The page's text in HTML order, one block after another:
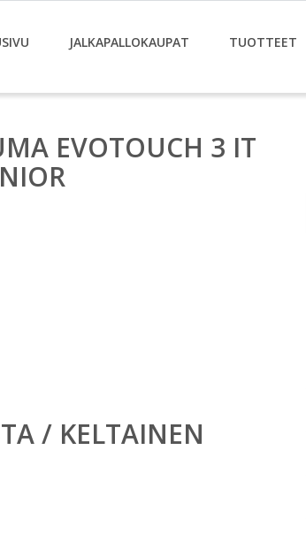
JALKAPALLOKAUPAT TUOTTEET
EVOTOUCH 3 IT
/ KELTAINEN